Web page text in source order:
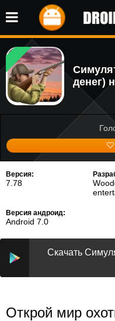
денег)
Версия:
7.78
Версия андроид:
Android 7.0
Скачать
Открой мир